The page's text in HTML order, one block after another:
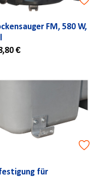
FM, 580 W,
€
für